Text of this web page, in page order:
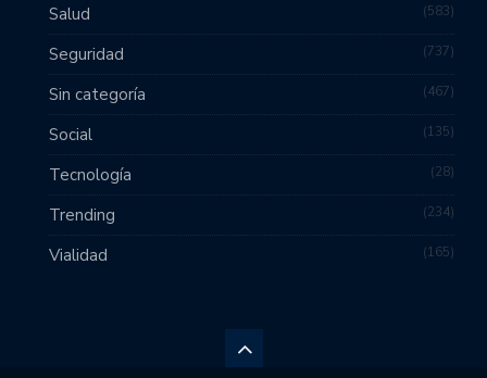
Salud 583
Seguridad 737
Sin categoría 467
Social 135
Tecnología 28
Trending 234
Vialidad 165